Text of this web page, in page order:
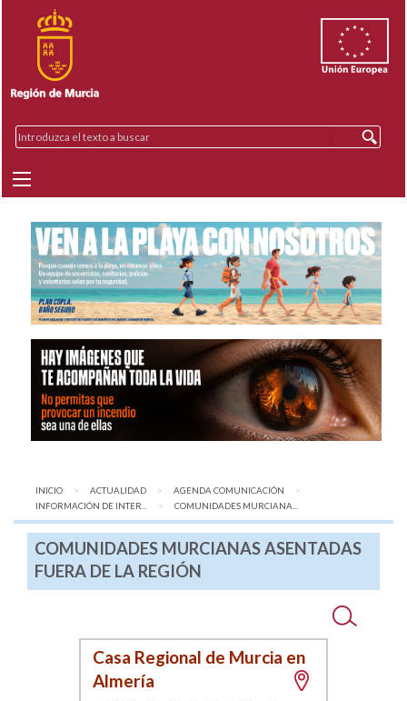
INICIO ACTUALIDAD
AGENDA COMUNICACIÓN
INFORMACIÓN DE INTER...
AQUÍ:
COMUNIDADES MURCIANA...
COMUNIDADES MURCIANAS ASENTADAS
FUERA DE LA REGIÓN
Casa Regional de Murcia en
Almería